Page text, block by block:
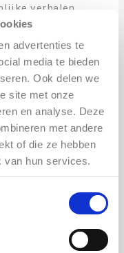
advertenties te
media te bieden
Ook delen we
site met onze
en analyse. Deze
met andere
of die ze hebben
van hun services.
verhalen,
de
kleine
en ter ere
schreef,
omdoopte
van de
tussen piano